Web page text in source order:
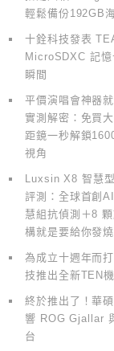
輕鬆備份192GB
十銓科技發表
MicroSDXC 記
瞬間
平價演唱會神器
實測解密：免買
距鏡一秒解鎖
視角
Luxsin X8 智慧
評測：全球首創
慧組抗偵測＋8
構就是要給你發
為成立十週年而
技推出全新TEN
終於推出了！華
響 ROG Gjallar
台